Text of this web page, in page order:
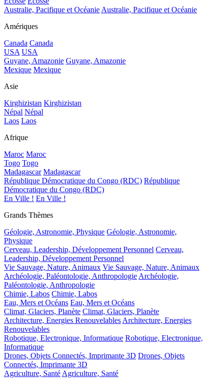
Australie, Pacifique et Océanie Australie, Pacifique et Océanie
Amériques
Canada Canada
USA USA
Guyane, Amazonie Guyane, Amazonie
Mexique Mexique
Asie
Kirghizistan Kirghizistan
Népal Népal
Laos Laos
Afrique
Maroc Maroc
Togo Togo
Madagascar Madagascar
République Démocratique du Congo (RDC) République
Démocratique du Congo (RDC)
En Ville ! En Ville !
Grands Thèmes
Géologie, Astronomie, Physique Géologie, Astronomie,
Physique
Cerveau, Leadership, Développement Personnel Cerveau,
Leadership, Développement Personnel
Vie Sauvage, Nature, Animaux Vie Sauvage, Nature, Animaux
Archéologie, Paléontologie, Anthropologie Archéologie,
Paléontologie, Anthropologie
Chimie, Labos Chimie, Labos
Eau, Mers et Océans Eau, Mers et Océans
Climat, Glaciers, Planète Climat, Glaciers, Planète
Architecture, Energies Renouvelables Architecture, Energies
Renouvelables
Robotique, Electronique, Informatique Robotique, Electronique,
Informatique
Drones, Objets Connectés, Imprimante 3D Drones, Objets
Connectés, Imprimante 3D
Agriculture, Santé Agriculture, Santé